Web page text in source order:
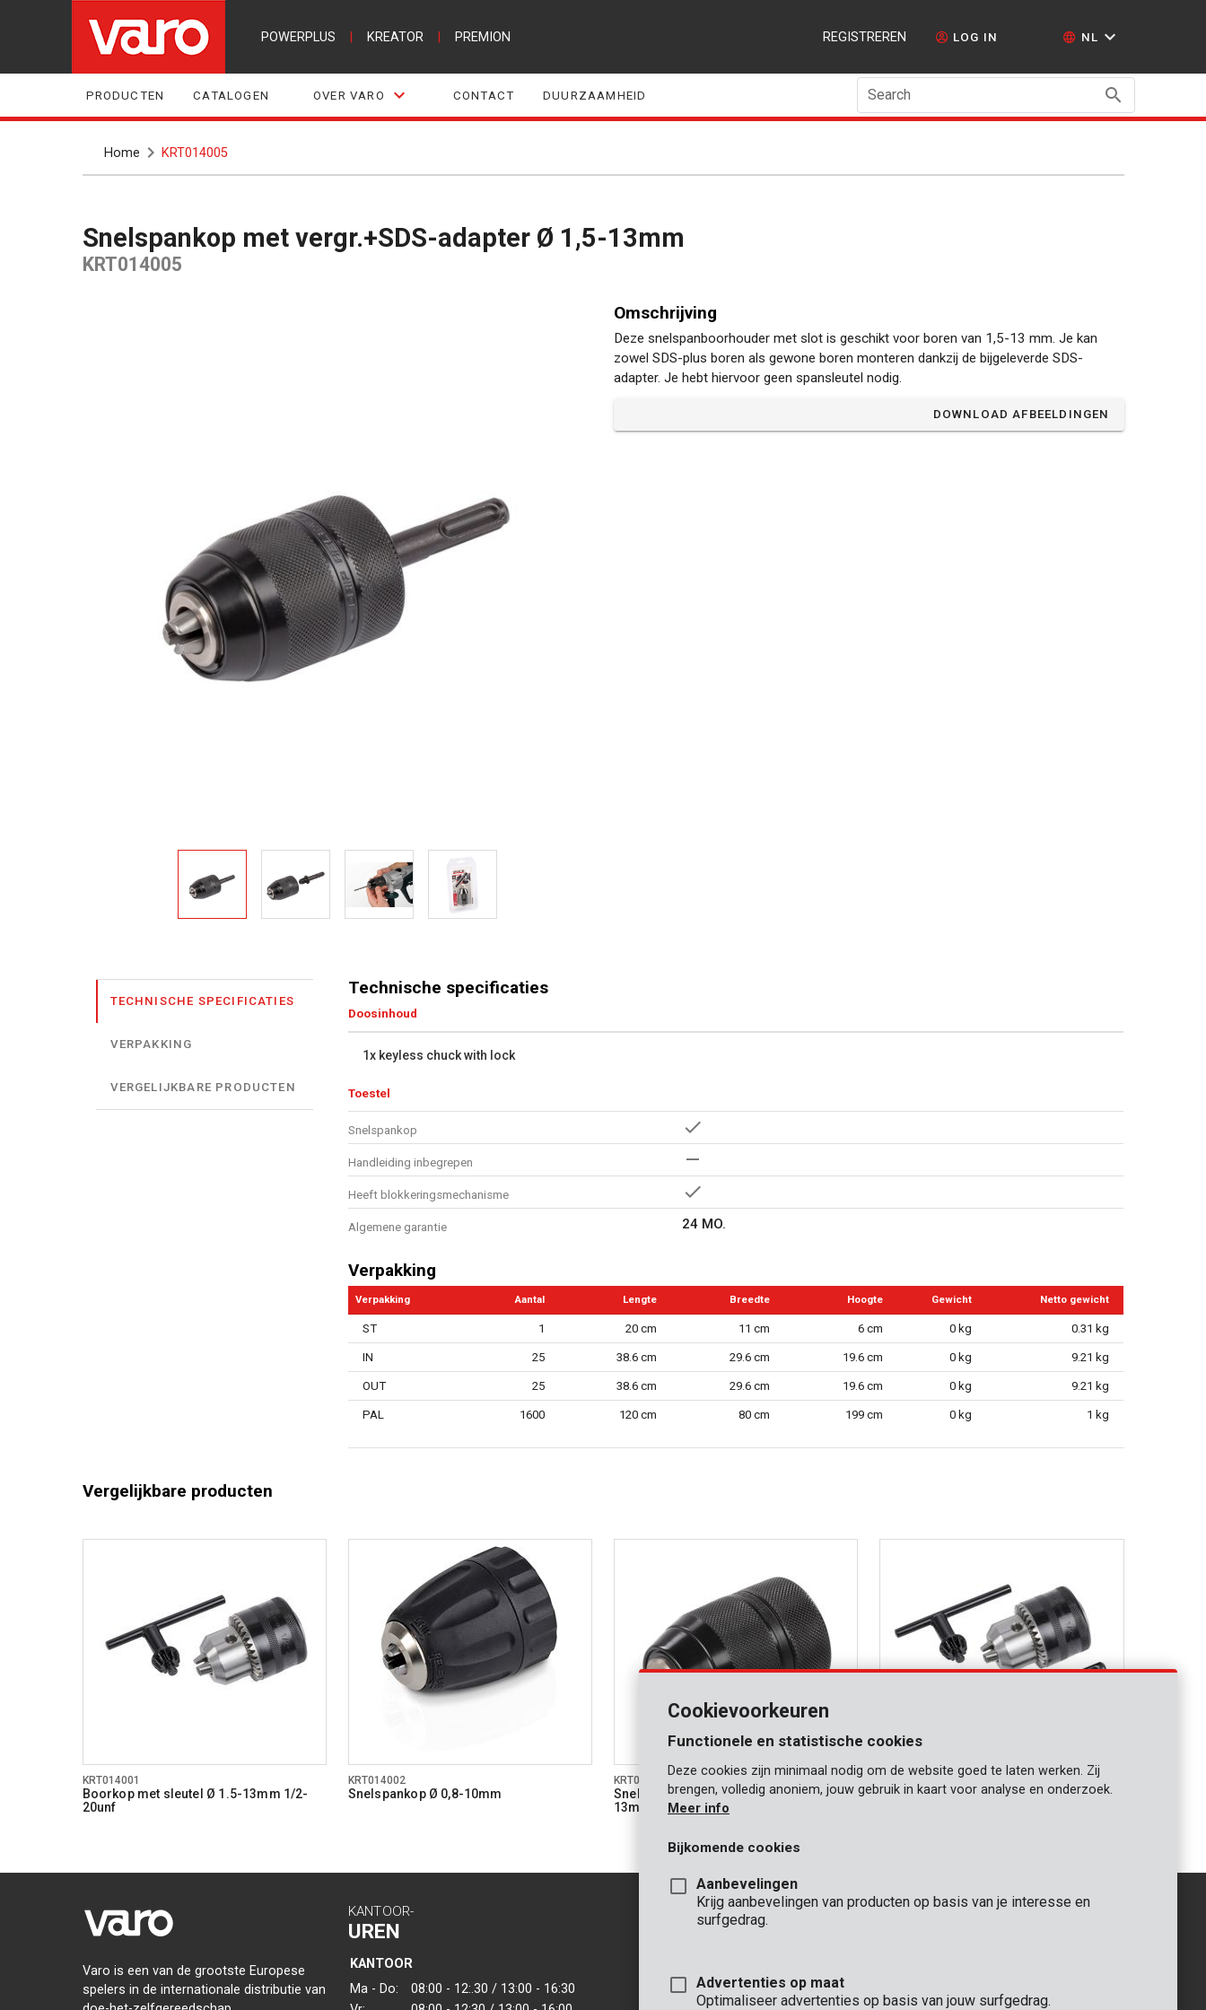
POWERPLUS KREATOR PREMION REGISTREREN LOG IN NL
PRODUCTEN CATALOGEN OVER VARO CONTACT DUURZAAMHEID Search
Home KRT014005
Snelspankop met vergr.+SDS-adapter Ø 1,5-13mm
KRT014005
Omschrijving
Deze snelspanboorhouder met slot is geschikt voor boren van 1,5-13 mm. Je kan
zowel SDS-plus boren als gewone boren monteren dankzij de bijgeleverde SDS-
adapter. Je hebt hiervoor geen spansleutel nodig.
DOWNLOAD AFBEELDINGEN
TECHNISCHE SPECIFICATIES
VERPAKKING
VERGELIJKBARE PRODUCTEN
Technische specificaties
Doosinhoud
1x keyless chuck with lock
Toestel
Snelspankop
Handleiding inbegrepen
Heeft blokkeringsmechanisme
Algemene garantie 24 MO.
Verpakking
Verpakking Aantal Lengte Breedte Hoogte Gewicht Netto gewicht
ST 1 20 cm 11 cm 6 cm 0 kg 0.31 kg
IN 25 38.6 cm 29.6 cm 19.6 cm 0 kg 9.21 kg
OUT 25 38.6 cm 29.6 cm 19.6 cm 0 kg 9.21 kg
PAL 1600 120 cm 80 cm 199 cm 0 kg 1 kg
Vergelijkbare producten
KRT014001
Boorkop met sleutel Ø 1.5-13mm 1/2-
20unf
KRT014002
Snelspankop Ø 0,8-10mm
KRT014003
Snelspankop met vergrendeling Ø
13mm
Boorkop met sleutel en SDS adapter Ø
Varo is een van de grootste Europese
spelers in de internationale distributie van
KANTOOR-
UREN
KANTOOR
Ma - Do:
08:00 - 12:.30 / 13:00 - 16:30
CONTACT
INFO
VARO - Vic. Van Rompuy nv
+32 (0)3 292 92 92
Cookievoorkeuren
Functionele en statistische cookies
Deze cookies zijn minimaal nodig om de website goed te laten werken. Zij
brengen, volledig anoniem, jouw gebruik in kaart voor analyse en onderzoek.
Meer info
Bijkomende cookies
Aanbevelingen
Krijg aanbevelingen van producten op basis van je interesse en
surfgedrag.
Advertenties op maat
Optimaliseer advertenties op basis van jouw surfgedrag.